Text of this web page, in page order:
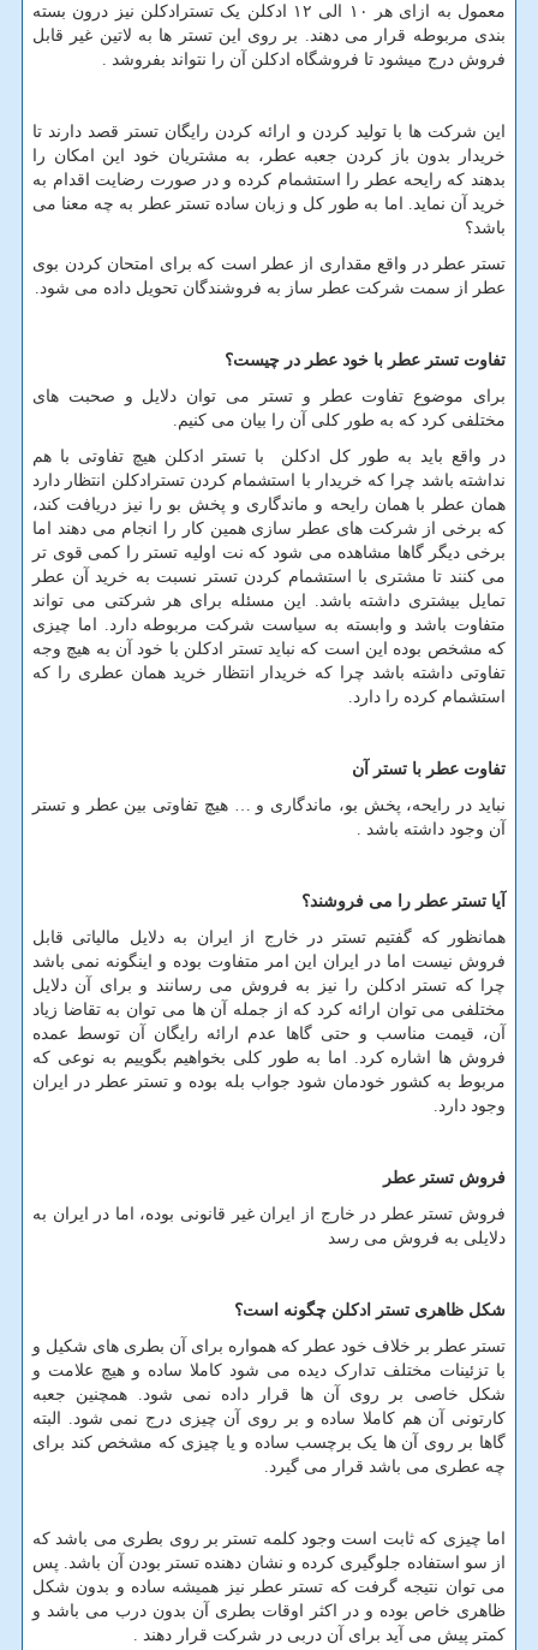
معمول به ازای هر ۱۰ الی ۱۲ ادکلن یک تسترادکلن نیز درون بسته
بندی مربوطه قرار می دهند. بر روی این تستر ها به لاتین غیر قابل
فروش درج میشود تا فروشگاه ادکلن آن را نتواند بفروشد .
این شرکت ها با تولید کردن و ارائه کردن رایگان تستر قصد دارند تا
خریدار بدون باز کردن جعبه عطر، به مشتریان خود این امکان را
بدهند که رایحه عطر را استشمام کرده و در صورت رضایت اقدام به
خرید آن نماید. اما به طور کل و زبان ساده تستر عطر به چه معنا می
باشد؟
تستر عطر در واقع مقداری از عطر است که برای امتحان کردن بوی
عطر از سمت شرکت عطر ساز به فروشندگان تحویل داده می شود.
تفاوت تستر عطر با خود عطر در چیست؟
برای موضوع تفاوت عطر و تستر می توان دلایل و صحبت های
مختلفی کرد که به طور کلی آن را بیان می کنیم.
در واقع باید به طور کل ادکلن با تستر ادکلن هیچ تفاوتی با هم
نداشته باشد چرا که خریدار با استشمام کردن تسترادکلن انتظار دارد
همان عطر با همان رایحه و ماندگاری و پخش بو را نیز دریافت کند،
که برخی از شرکت های عطر سازی همین کار را انجام می دهند اما
برخی دیگر گاها مشاهده می شود که نت اولیه تستر را کمی قوی تر
می کنند تا مشتری با استشمام کردن تستر نسبت به خرید آن عطر
تمایل بیشتری داشته باشد. این مسئله برای هر شرکتی می تواند
متفاوت باشد و وابسته به سیاست شرکت مربوطه دارد. اما چیزی
که مشخص بوده این است که نباید تستر ادکلن با خود آن به هیچ وجه
تفاوتی داشته باشد چرا که خریدار انتظار خرید همان عطری را که
استشمام کرده را دارد.
تفاوت عطر با تستر آن
نباید در رایحه، پخش بو، ماندگاری و … هیچ تفاوتی بین عطر و تستر
آن وجود داشته باشد .
آیا تستر عطر را می فروشند؟
همانظور که گفتیم تستر در خارج از ایران به دلایل مالیاتی قابل
فروش نیست اما در ایران این امر متفاوت بوده و اینگونه نمی باشد
چرا که تستر ادکلن را نیز به فروش می رسانند و برای آن دلایل
مختلفی می توان ارائه کرد که از جمله آن ها می توان به تقاضا زیاد
آن، قیمت مناسب و حتی گاها عدم ارائه رایگان آن توسط عمده
فروش ها اشاره کرد. اما به طور کلی بخواهیم بگوییم به نوعی که
مربوط به کشور خودمان شود جواب بله بوده و تستر عطر در ایران
وجود دارد.
فروش تستر عطر
فروش تستر عطر در خارج از ایران غیر قانونی بوده، اما در ایران به
دلایلی به فروش می رسد
شکل ظاهری تستر ادکلن چگونه است؟
تستر عطر بر خلاف خود عطر که همواره برای آن بطری های شکیل و
با تزئینات مختلف تدارک دیده می شود کاملا ساده و هیچ علامت و
شکل خاصی بر روی آن ها قرار داده نمی شود. همچنین جعبه
کارتونی آن هم کاملا ساده و بر روی آن چیزی درج نمی شود. البته
گاها بر روی آن ها یک برچسب ساده و یا چیزی که مشخص کند برای
چه عطری می باشد قرار می گیرد.
اما چیزی که ثابت است وجود کلمه تستر بر روی بطری می باشد که
از سو استفاده جلوگیری کرده و نشان دهنده تستر بودن آن باشد. پس
می توان نتیجه گرفت که تستر عطر نیز همیشه ساده و بدون شکل
ظاهری خاص بوده و در اکثر اوقات بطری آن بدون درب می باشد و
کمتر پیش می آید برای آن دربی در شرکت قرار دهند .